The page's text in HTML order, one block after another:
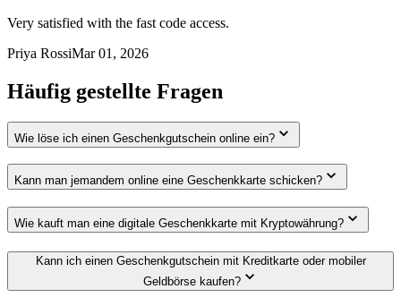
Very satisfied with the fast code access.
Priya RossiMar 01, 2026
Häufig gestellte Fragen
Wie löse ich einen Geschenkgutschein online ein?
Kann man jemandem online eine Geschenkkarte schicken?
Wie kauft man eine digitale Geschenkkarte mit Kryptowährung?
Kann ich einen Geschenkgutschein mit Kreditkarte oder mobiler
Geldbörse kaufen?